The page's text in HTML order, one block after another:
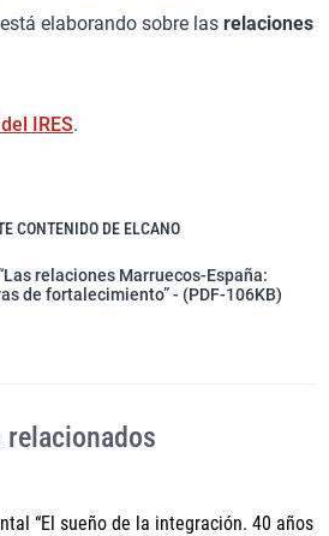
elaborando sobre las relaciones
IRES.
CONTENIDO DE ELCANO
relaciones Marruecos-España:
de fortalecimiento” - (PDF-106KB)
“El sueño de la integración. 40 años